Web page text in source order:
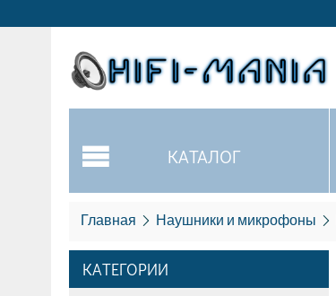
КАТАЛОГ
Главная Наушники и микрофоны
КАТЕГОРИИ